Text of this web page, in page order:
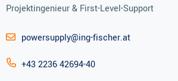
Projektingenieur & First-Level-Support
powersupply@ing-fischer.at
+43 2236 42694-40